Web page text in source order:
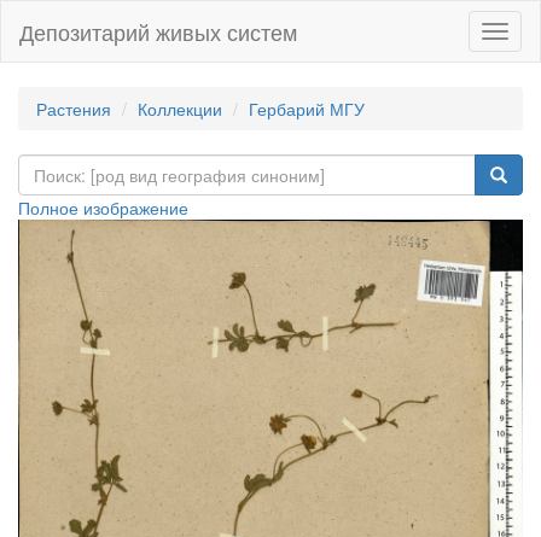
Депозитарий живых систем
Растения Коллекции Гербарий МГУ
Полное изображение